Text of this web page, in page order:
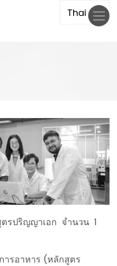
ตรปริญญาเอก จำนวน 1
รอาหาร (หลักสูตร